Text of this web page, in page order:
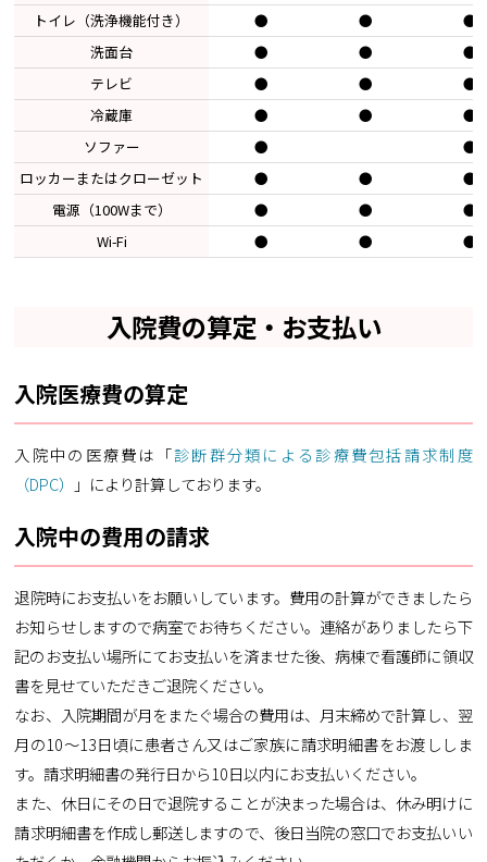
トイレ（洗浄機能付き）
● ●
●
洗面台
● ●
●
テレビ
● ●
●
冷蔵庫
● ●
●
ソファー
●
●
ロッカーまたはクローゼット
● ●
●
電源（100Wまで）
● ●
●
Wi-Fi
● ● ●
入院費の算定・お支払い
入院医療費の算定
入院中の医療費は「診断群分類による診療費包括請求制度
（DPC）
」により計算しております。
入院中の費用の請求
退院時にお支払いをお願いしています。費用の計算ができましたら
お知らせしますので病室でお待ちください。連絡がありましたら下
記のお支払い場所にてお支払いを済ませた後、病棟で看護師に領収
書を見せていただきご退院ください。
なお、入院期間が月をまたぐ場合の費用は、月末締めで計算し、翌
月の10～13日頃に患者さん又はご家族に請求明細書をお渡ししま
す。請求明細書の発行日から10日以内にお支払いください。
また、休日にその日で退院することが決まった場合は、休み明けに
請求明細書を作成し郵送しますので、後日当院の窓口でお支払いい